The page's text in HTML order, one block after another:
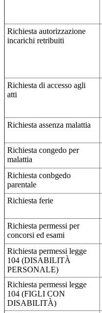
Richiesta autorizzazione
incarichi retribuiti
Richiesta di accesso agli
atti
Richiesta assenza malattia
Richiesta congedo per
malattia
Richiesta conbgedo
parentale
Richiesta ferie
Richiesta permessi per
concorsi ed esami
Richiesta permessi legge
104 (DISABILITÀ
PERSONALE)
Richiesta permessi legge
104 (FIGLI CON
DISABILITÀ)